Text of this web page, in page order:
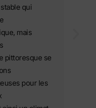
qui
mais
pittoresque se
pour les